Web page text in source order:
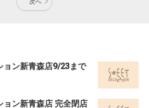
ョン新青森店9/23まで
ョン新青森店 完全閉店